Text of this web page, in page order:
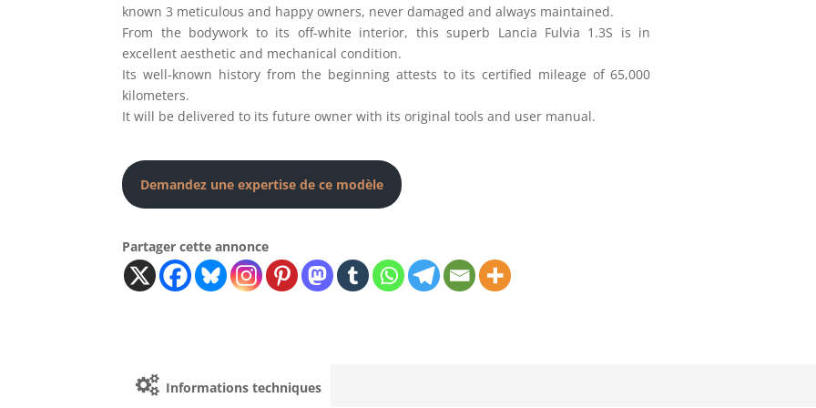
known 3 meticulous and happy owners, never damaged and always maintained.
From the bodywork to its off-white interior, this superb Lancia Fulvia 1.3S is in
excellent aesthetic and mechanical condition.
Its well-known history from the beginning attests to its certified mileage of 65,000
kilometers.
It will be delivered to its future owner with its original tools and user manual.
Demandez une expertise de ce modèle
Partager cette annonce
Informations techniques